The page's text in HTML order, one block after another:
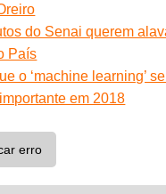
do Senai querem
País
o ‘machine learning’
em 2018
erro